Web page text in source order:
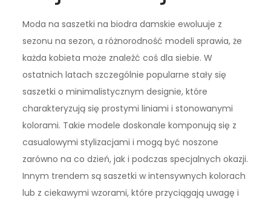
Moda na saszetki na biodra damskie ewoluuje z
sezonu na sezon, a różnorodność modeli sprawia, że
każda kobieta może znaleźć coś dla siebie. W
ostatnich latach szczególnie popularne stały się
saszetki o minimalistycznym designie, które
charakteryzują się prostymi liniami i stonowanymi
kolorami. Takie modele doskonale komponują się z
casualowymi stylizacjami i mogą być noszone
zarówno na co dzień, jak i podczas specjalnych okazji.
Innym trendem są saszetki w intensywnych kolorach
lub z ciekawymi wzorami, które przyciągają uwagę i